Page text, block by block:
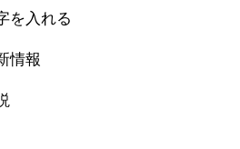
を入れる
情報